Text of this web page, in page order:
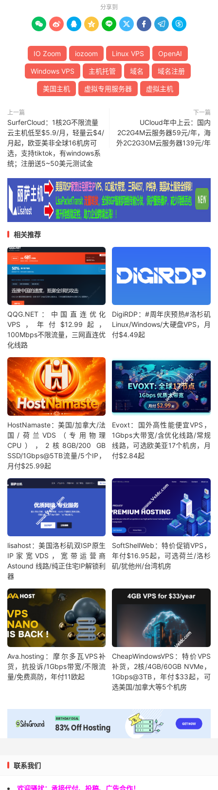
分享到
        
IO Zoom iozoom Linux VPS OpenAI
Windows VPS 主机托管 域名 域名注册
美国主机 虚拟专用服务器 虚拟主机
上一篇
SurferCloud：1核2G不限流量
云主机低至$5.9/月，轻量云$4/
月起，欧亚美非全球16机房可
选，支持tiktok，有windows系
统；注册送5~50美元测试金
下一篇
UCloud年中上云：国内
2C2G4M云服务器59元/年，海
外2C2G30M云服务器139元/年
相关推荐
QQG.NET：中国直连优化
VPS，年付$12.99起，
100Mbps不限流量，三网直连优
化线路
DigiRDP：#周年庆预热#洛杉矶
Linux/Windows/大硬盘VPS，月
付$4.49起
HostNamaste：美国/加拿大/法
国/荷兰VDS（专用物理
CPU），2核8GB/200 GB
SSD/1Gbps@5TB流量/5个IP，
月付$25.99起
Evoxt：国外高性能便宜VPS，
1Gbps大带宽/含优化线路/常规
线路，可选欧美亚17个机房，月
付$2.84起
lisahost：美国洛杉矶双ISP原生
IP家宽VDS，宽带运营商
Astound 线路/纯正住宅IP解锁利
器
SoftShellWeb：特价促销VPS，
年付$16.95起，可选荷兰/洛杉
矶/犹他州/台湾机房
Ava.hosting：摩尔多瓦VPS补
货，抗投诉/1Gbps带宽/不限流
量/免费高防，年付11欧起
CheapWindowsVPS：特价VPS
补货，2核/4GB/60GB NVMe，
1Gbps@3TB，年付$33起，可
选美国/加拿大等5个机房
联系我们
欢迎骚扰：承接代付、投稿、广告合作！